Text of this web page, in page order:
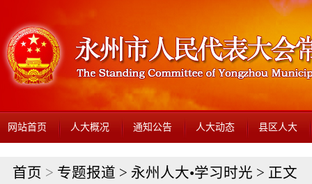
网站首页 人大概况 通知公告 人大动态 县区人大
首页 > 专题报道 > 永州人大•学习时光 > 正文